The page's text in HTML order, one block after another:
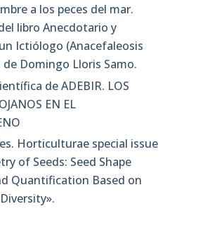
a los peces del mar.
libro Anecdotario y
Ictiólogo (Anacefaleosis
de Domingo Lloris Samo.
de ADEBIR. LOS
EN EL
Horticulturae special issue
of Seeds: Seed Shape
Quantification Based on